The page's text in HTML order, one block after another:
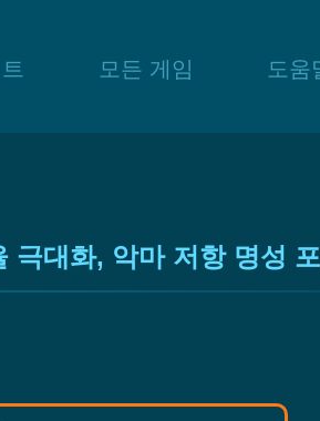
모든 게임 도움
대화, 악마 저항 명성